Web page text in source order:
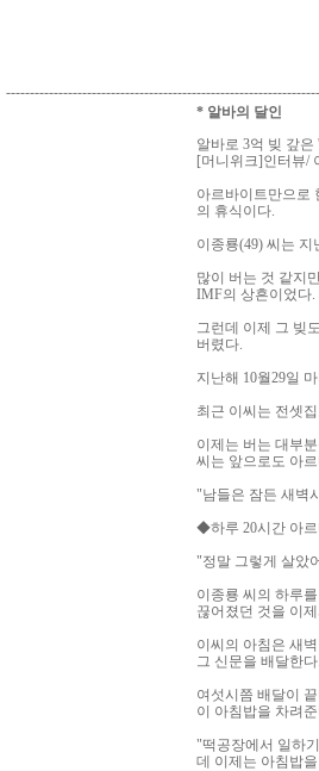
* 알바의 달인
알바로 3억 빚 갚은
[머니위크]인터뷰/
아르바이트만으로
의 휴식이다.
이종룡(49) 씨는
많이 버는 것 같지
IMF의 상흔이었다.
그런데 이제 그 빚
버렸다.
지난해 10월29일
최근 이씨는 전셋
이제는 버는 대부
씨는 앞으로도 아
"남들은 잠든 새벽
◆하루 20시간 아
"정말 그렇게 살았
이종룡 씨의 하루
끊어졌던 것을 이
이씨의 아침은 새
그 신문을 배달한
여섯시쯤 배달이
이 아침밥을 차려
"떡공장에서 일하
데 이제는 아침밥